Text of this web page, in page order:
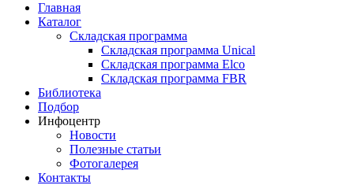
Главная
Каталог
Складская программа
Складская программа Unical
Складская программа Elco
Складская программа FBR
Библиотека
Подбор
Инфоцентр
Новости
Полезные статьи
Фотогалерея
Контакты